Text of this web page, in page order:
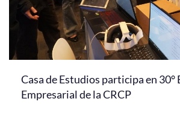
Casa de Estudios participa en 30°
Empresarial de la CRCP